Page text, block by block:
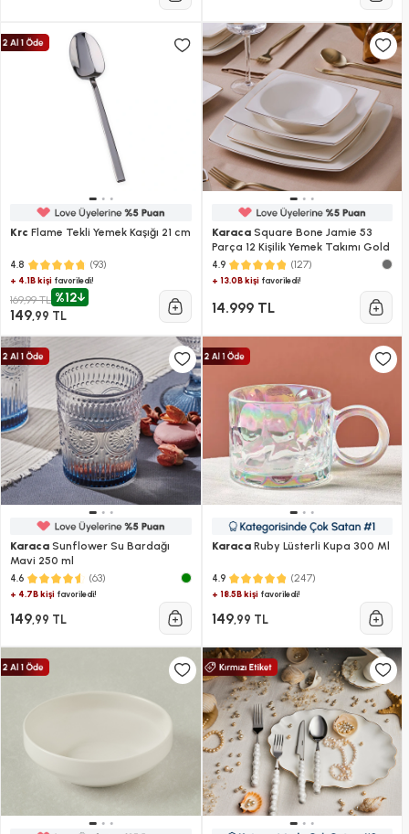
Krc Flame Tekli Yemek Kaşığı 21 cm
4.8 (93)
+ 4.1B kişi favoriledi!
169,99 TL %12
149,99 TL
KaracaSquare Bone Jamie 53
Parça 12 Kişilik Yemek Takımı Gold
4.9 (127)
+ 13.0B kişifavoriledi!
14.999 TL
Karaca Sunflower Su Bardağı
Mavi 250 ml
4.6 (63)
+ 4.7B kişi favoriledi!
149,99 TL
KaracaRuby Lüsterli Kupa 300 Ml
4.9 (247)
+ 18.5B kişifavoriledi!
149,99 TL